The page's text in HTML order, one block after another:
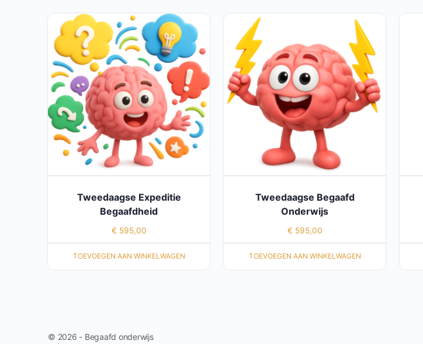
Tweedaagse Expeditie
Begaafdheid
€ 595,00
TOEVOEGEN AAN WINKELWAGEN
Tweedaagse Begaafd
Onderwijs
€ 595,00
TOEVOEGEN AAN WINKELWAGEN
© 2026 - Begaafd onderwijs